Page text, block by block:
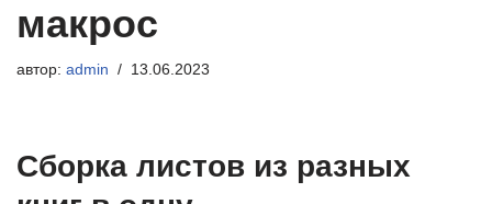
макрос
автор: admin 13.06.2023
Сборка листов из разных